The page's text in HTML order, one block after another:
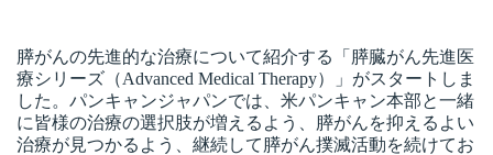
膵がんの先進的な治療について紹介する「膵臓がん先進医
療シリーズ（Advanced Medical Therapy）」 がスタートしま
した。パンキャンジャパンでは、米パンキャン本部と一緒
に皆様の治療の選択肢が増えるよう、膵がんを抑えるよい
治療が見つかるよう、継続して膵がん撲滅活動を続けてお